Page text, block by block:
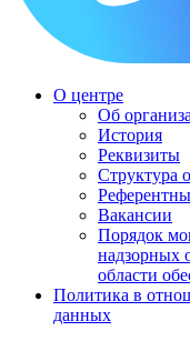
О центре
Об
История
Реквизиты
Структура
Вакансии
Порядок
надзорных
области
Политика в
данных